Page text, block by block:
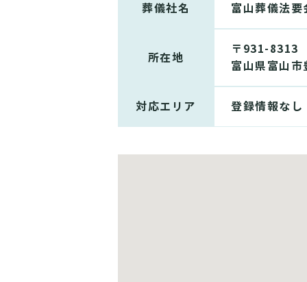
葬儀社名 富山葬儀法要
所在地
〒931-8313
富山県富山
対応エリア 登録情報なし